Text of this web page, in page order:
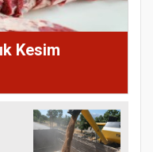
Kesim